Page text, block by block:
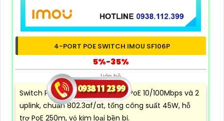
4-PORT POE SWITCH IMOU SF106P
5%-35%
Liên hệ
Switch PoE 6 cổng gồm 4 cổng PoE 10/100Mbps và 2
uplink, chuẩn 802.3af/at, tổng công suất 45W, hỗ
trợ PoE 250m, vỏ kim loại bền bỉ.